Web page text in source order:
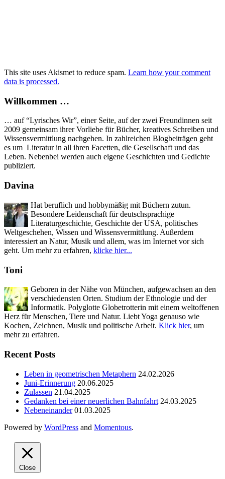
This site uses Akismet to reduce spam. Learn how your comment
data is processed.
Willkommen …
… auf “Lyrisches Wir”, einer Seite, auf der zwei Freundinnen seit
2009 gemeinsam ihrer Vorliebe für Bücher, kreatives Schreiben und
Wissensvermittlung nachgehen. In zahlreichen Blogbeiträgen geht
es um Literatur in all ihren Facetten, die Gesellschaft und das
Leben. Nebenbei werden auch eigene Geschichten und Gedichte
publiziert.
Davina
Hat beruflich und hobbymäßig mit Büchern zutun.
Besondere Leidenschaft für deutschsprachige
Literaturgeschichte, Geschichte der USA, politisches
Weltgeschehen, Wissen und Wissensvermittlung. Außerdem
interessiert an Natur, Musik und allem, was im Internet vor sich
geht. Um mehr zu erfahren, klicke hier...
Toni
Geboren in der Nähe von München, aufgewachsen an den
verschiedensten Orten. Studium der Ethnologie und der
Informatik. Polyglotte Globetrotterin mit einem weltoffenen
Herz für Menschen, Tiere und Natur. Liebt Yoga genauso wie
Kochen, Zeichnen, Musik und politische Arbeit. Klick hier, um
mehr zu erfahren.
Recent Posts
Leben in geometrischen Metaphern 24.02.2026
Juni-Erinnerung 20.06.2025
Zulassen 21.04.2025
Gedanken bei einer neuerlichen Bahnfahrt 24.03.2025
Nebeneinander 01.03.2025
Powered by WordPress and Momentous.
Close